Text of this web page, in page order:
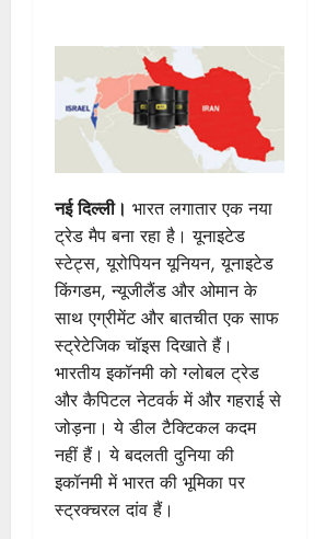
नई दिल्ली। भारत लगातार एक नया
ट्रेड मैप बना रहा है। यूनाइटेड
स्टेट्स, यूरोपियन यूनियन, यूनाइटेड
किंगडम, न्यूजीलैंड और ओमान के
साथ एग्रीमेंट और बातचीत एक साफ
स्ट्रेटेजिक चॉइस दिखाते हैं।
भारतीय इकॉनमी को ग्लोबल ट्रेड
और कैपिटल नेटवर्क में और गहराई से
जोड़ना। ये डील टैक्टिकल कदम
नहीं हैं। ये बदलती दुनिया की
इकॉनमी में भारत की भूमिका पर
स्ट्रक्चरल दांव हैं।